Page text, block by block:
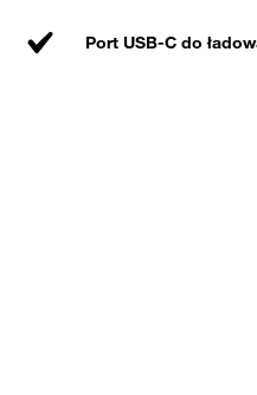
Port USB-C do